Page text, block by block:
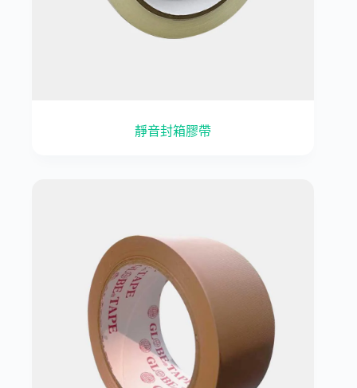
靜音封箱膠帶